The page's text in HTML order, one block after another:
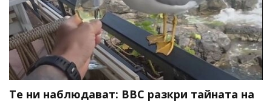
Те ни наблюдават: BBC разкри тайната на